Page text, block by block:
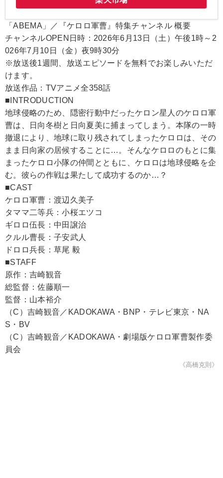
「ABEMA」／『ケロロ軍曹』特集チャンネル 概要
チャンネルOPEN日時：2026年6月13日（土）午後1時～2
026年7月10日（金）夜9時30分
※放送後1週間、放送エピソードを無料でお楽しみいただ
けます。
放送作品：TVアニメ全358話
■INTRODUCTION
地球侵略のため、隠密行動中だったケロン星人のケロロ軍
曹は、日向冬樹と日向夏美に捕まってしまう。本隊の一時
撤退により、地球に取り残されてしまったケロロは、その
まま日向家の居候することに…。そんなケロロのもとに集
まったケロロ小隊の仲間とともに、ケロロは地球侵略を企
む。彼らの作戦は果たして成功するのか…？
■CAST
ケロロ軍曹：渡辺久美子
タママ二等兵：小桜エツコ
ギロロ伍長：中田譲治
クルル曹長：子安武人
ドロロ兵長：草尾 毅
■STAFF
原作：吉崎観音
総監督：佐藤順一
監督：山本裕介
（C）吉崎観音／KADOKAWA・BNP・テレビ東京・NA
S・BV
（C）吉崎観音／KADOKAWA・劇場版ケロロ軍曹製作委
員会
《高橋克則》